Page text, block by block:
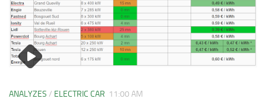
ANALYZES / ELECTRIC CAR 11:00 AM